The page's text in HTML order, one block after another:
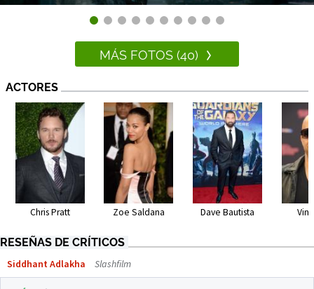
MÁS FOTOS (40)
ACTORES
Chris Pratt Zoe Saldana Dave Bautista Vin
RESEÑAS DE CRÍTICOS
Siddhant Adlakha Slashfilm